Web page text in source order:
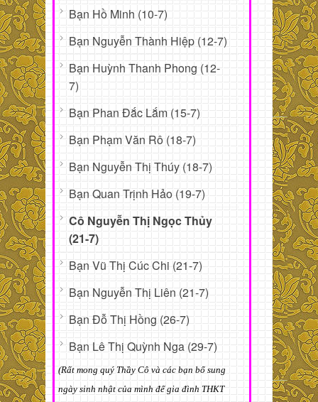
Bạn Hồ Minh (10-7)
Bạn Nguyễn Thành Hiệp (12-7)
Bạn Huỳnh Thanh Phong (12-
7)
Bạn Phan Đắc Lắm (15-7)
Bạn Phạm Văn Rô (18-7)
Bạn Nguyễn Thị Thúy (18-7)
Bạn Quan Trịnh Hảo (19-7)
Cô Nguyễn Thị Ngọc Thủy
(21-7)
Bạn Vũ Thị Cúc Chi (21-7)
Bạn Nguyễn Thị Liên (21-7)
Bạn Đỗ Thị Hồng (26-7)
Bạn Lê Thị Quỳnh Nga (29-7)
(Rất mong quý Thầy Cô và các bạn bổ sung
ngày sinh nhật của mình để gia đình THKT